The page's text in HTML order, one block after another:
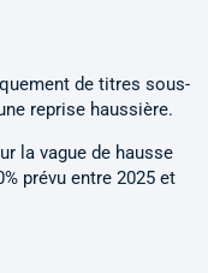
de titres sous-
reprise haussière.
la vague de hausse
prévu entre 2025 et